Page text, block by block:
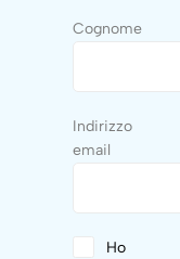
Cognome
Indirizzo
email
Ho